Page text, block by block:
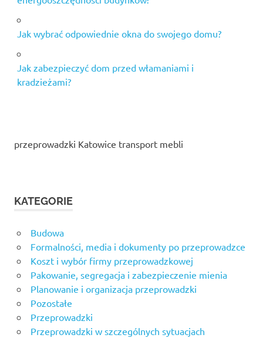
Jak wybrać odpowiednie okna do swojego domu?
Jak zabezpieczyć dom przed włamaniami i
kradzieżami?
przeprowadzki Katowice transport mebli
KATEGORIE
Budowa
Formalności, media i dokumenty po przeprowadzce
Koszt i wybór firmy przeprowadzkowej
Pakowanie, segregacja i zabezpieczenie mienia
Planowanie i organizacja przeprowadzki
Pozostałe
Przeprowadzki
Przeprowadzki w szczególnych sytuacjach